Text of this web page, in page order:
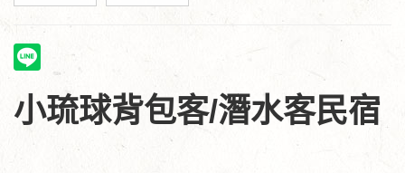
小琉球背包客/潛水客民宿